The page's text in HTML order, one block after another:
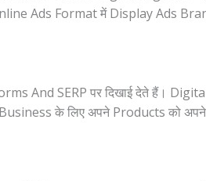
Ads Format में Display Ads
And SERP पर दिखाई देते हैं।
के लिए अपने Products को